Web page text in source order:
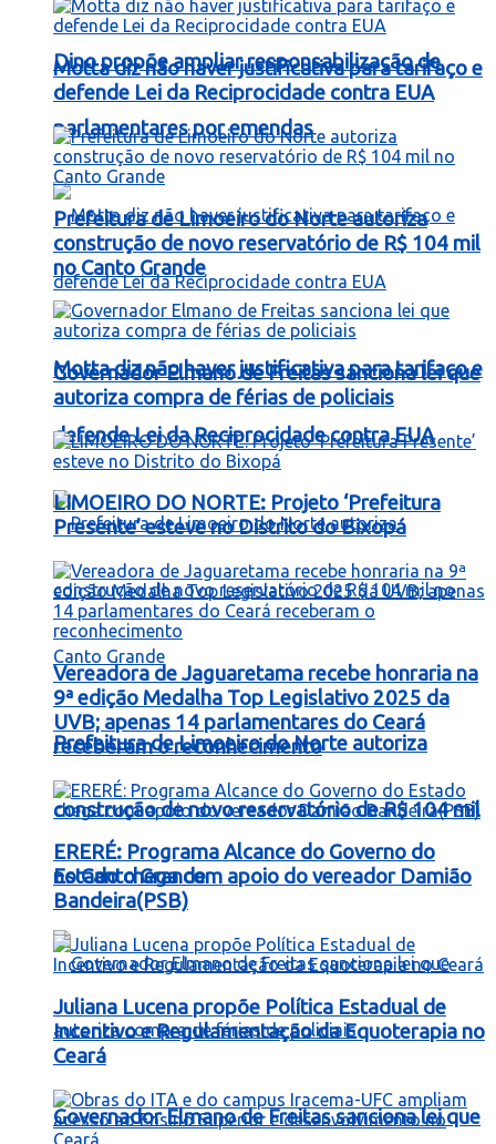
Dino propõe ampliar responsabilização de
parlamentares por emendas
Motta diz não haver justificativa para tarifaço e
defende Lei da Reciprocidade contra EUA
Prefeitura de Limoeiro do Norte autoriza
construção de novo reservatório de R$ 104 mil
no Canto Grande
Governador Elmano de Freitas sanciona lei que
Motta diz não haver justificativa para tarifaço e
defende Lei da Reciprocidade contra EUA
Prefeitura de Limoeiro do Norte autoriza
construção de novo reservatório de R$ 104 mil
no Canto Grande
Governador Elmano de Freitas sanciona lei que
autoriza compra de férias de policiais
LIMOEIRO DO NORTE: Projeto ‘Prefeitura
Presente’ esteve no Distrito do Bixopá
Vereadora de Jaguaretama recebe honraria na
9ª edição Medalha Top Legislativo 2025 da
UVB; apenas 14 parlamentares do Ceará
receberam o reconhecimento
ERERÉ: Programa Alcance do Governo do
Estado chega com apoio do vereador Damião
Bandeira(PSB)
Juliana Lucena propõe Política Estadual de
Incentivo e Regulamentação da Equoterapia no
Ceará